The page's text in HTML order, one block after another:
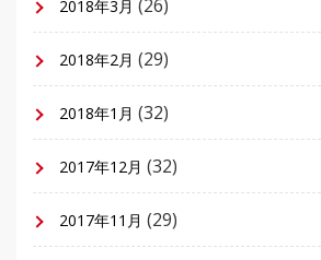
2018年3月 (26)
2018年2月 (29)
2018年1月 (32)
2017年12月 (32)
2017年11月 (29)